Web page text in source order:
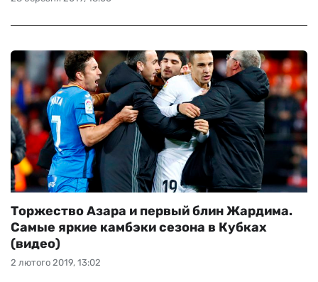
2 лютого 2019, 13:02
Торжество Азара и первый блин Жардима.
Самые яркие камбэки сезона в Кубках
(видео)